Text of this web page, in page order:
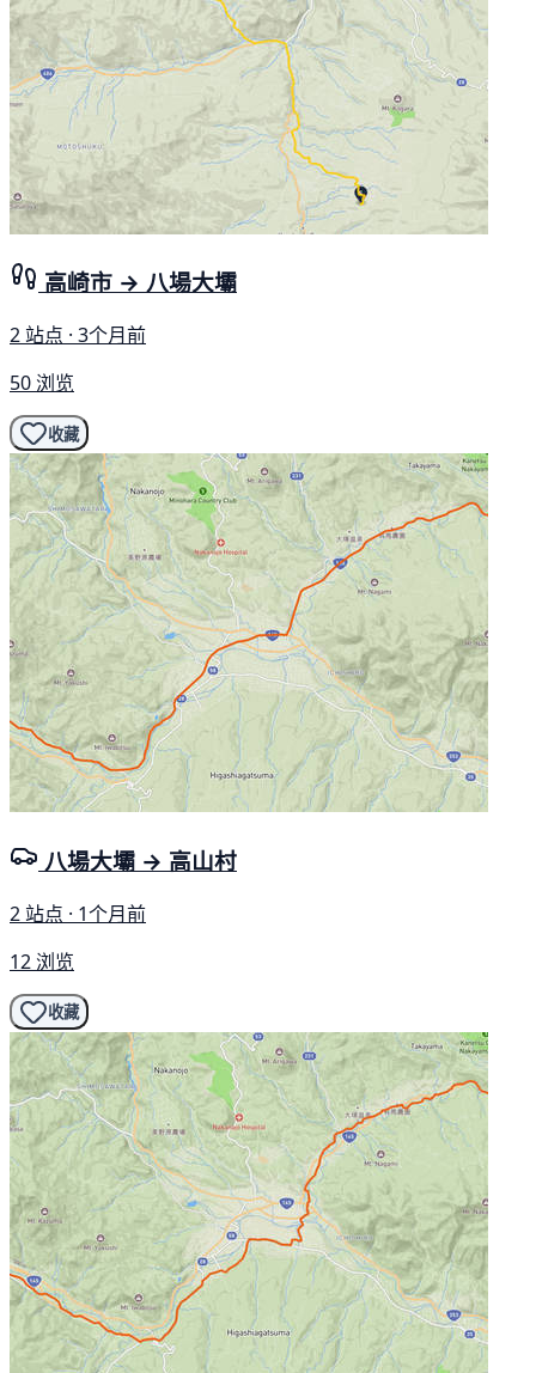
高崎市 → 八場大壩
2 站点 · 3个月前
50 浏览
收藏
八場大壩 → 高山村
2 站点 · 1个月前
12 浏览
收藏